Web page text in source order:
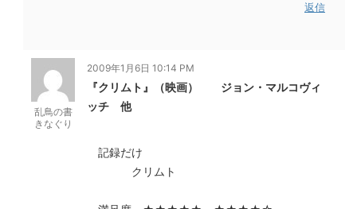
返信
乱鳥の書
きなぐり
2009年1月6日 10:14 PM
『クリムト』（映画） ジョン・マルコヴィ
ッチ 他
記録だけ
クリムト